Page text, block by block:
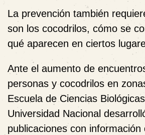
La prevención también
son los cocodrilos, cómo se
qué aparecen en ciertos
Ante el aumento de
personas y cocodrilos en
Escuela de Ciencias
Universidad Nacional
publicaciones con